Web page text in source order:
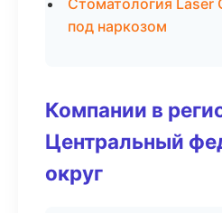
Стоматология Laser
под наркозом
Компании в
Центральный
округ